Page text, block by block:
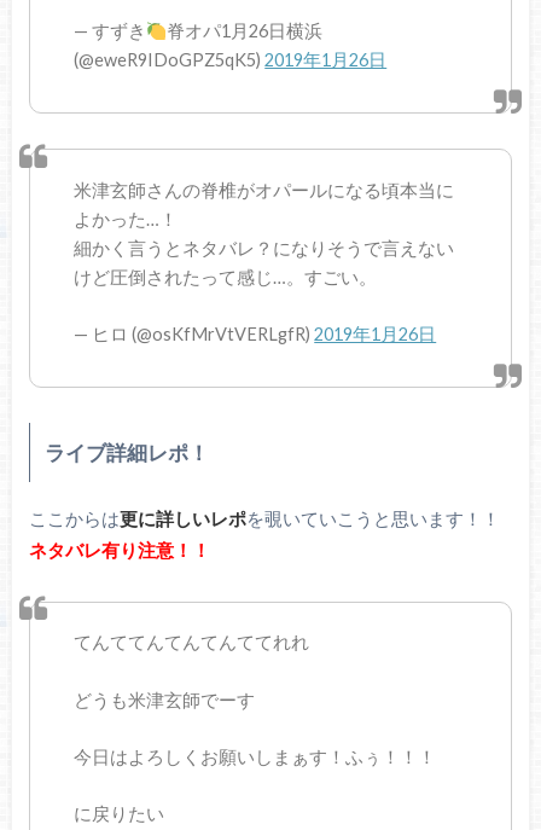
— すずき
脊オパ1月26日横浜
(@eweR9IDoGPZ5qK5)2019年1月26日
米津玄師さんの脊椎がオパールになる頃本当に
よかった…！
細かく言うとネタバレ？になりそうで言えない
けど圧倒されたって感じ…。すごい。
— ヒロ (@osKfMrVtVERLgfR)2019年1月26日
ライブ詳細レポ！
ここからは更に詳しいレポを覗いていこうと思います！！
ネタバレ有り注意！！
てんててんてんてんててれれ
どうも米津玄師でーす
今日はよろしくお願いしまぁす！ふぅ！！！
に戻りたい